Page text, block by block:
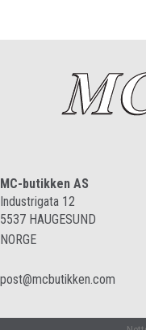
MC-butikken AS
Industrigata 12
5537 HAUGESUND
NORGE
post@mcbutikken.com